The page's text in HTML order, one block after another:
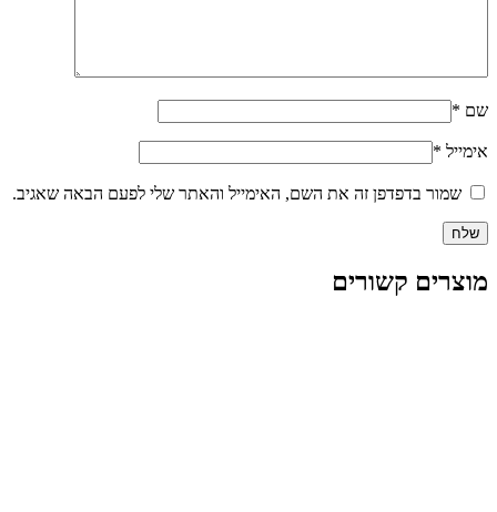
שם *
אימייל *
שמור בדפדפן זה את השם, האימייל והאתר שלי לפעם הבאה שאגיב.
מוצרים קשורים